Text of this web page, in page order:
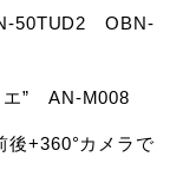
50TUD2 OBN-
エ” AN-M008
後+360°カメラで